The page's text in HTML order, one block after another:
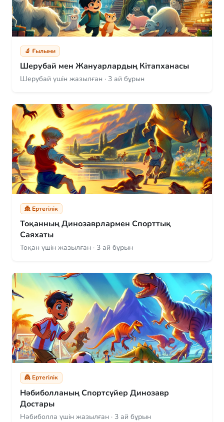
🔬 Ғылыми
Шерубай мен Жануарлардың Кітапханасы
Шерубай үшін жазылған · 3 ай бұрын
👸 Ертегілік
Тоқанның Динозаврлармен Спорттық
Саяхаты
Тоқан үшін жазылған · 3 ай бұрын
👸 Ертегілік
Нәбиболланың Спортсүйер Динозавр
Достары
Нәбиболла үшін жазылған · 3 ай бұрын